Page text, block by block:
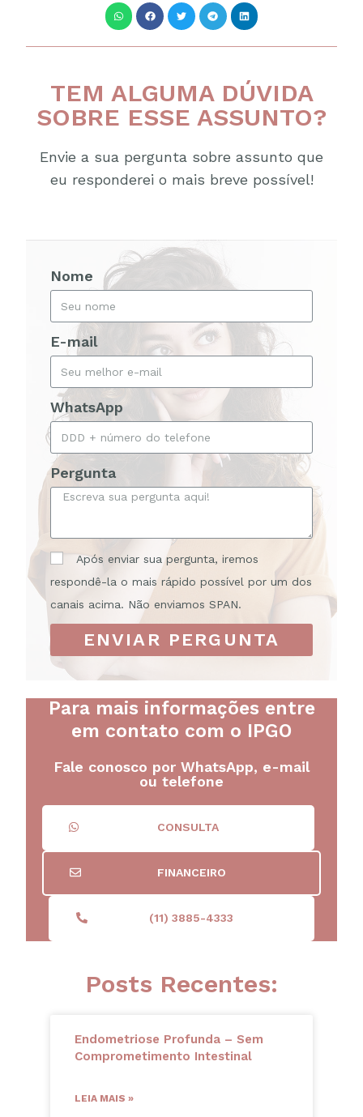
TEM ALGUMA DÚVIDA
SOBRE ESSE ASSUNTO?
Envie a sua pergunta sobre assunto que
eu responderei o mais breve possível!
Nome
E-mail
WhatsApp
Pergunta
Após enviar sua pergunta, iremos
respondê-la o mais rápido possível por um dos
canais acima. Não enviamos SPAN.
ENVIAR PERGUNTA
Para mais informações entre
em contato com o IPGO
Fale conosco por WhatsApp, e-mail
ou telefone
CONSULTA
FINANCEIRO
(11) 3885-4333
Posts Recentes:
Endometriose Profunda – Sem
Comprometimento Intestinal
LEIA MAIS »